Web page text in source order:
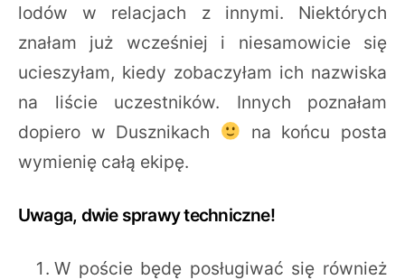
lodów w relacjach z innymi. Niektórych
znałam już wcześniej i niesamowicie się
ucieszyłam, kiedy zobaczyłam ich nazwiska
na liście uczestników. Innych poznałam
dopiero w Dusznikach
na końcu posta
wymienię całą ekipę.
Uwaga, dwie sprawy techniczne!
W poście będę posługiwać się również